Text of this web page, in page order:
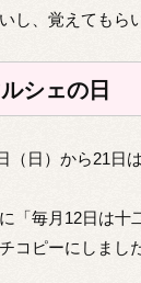
し、覚えてもら
シェの日
（日）から21
「毎月12日は
コピーにしました